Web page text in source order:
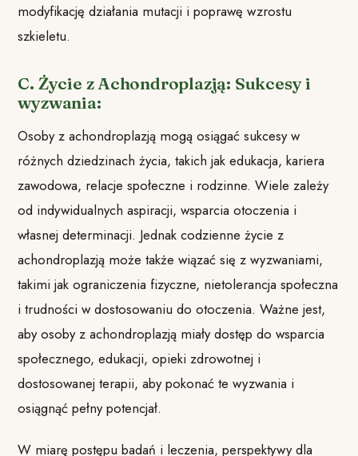
modyfikację działania mutacji i poprawę wzrostu
szkieletu.
C. Życie z Achondroplazją: Sukcesy i
wyzwania:
Osoby z achondroplazją mogą osiągać sukcesy w
różnych dziedzinach życia, takich jak edukacja, kariera
zawodowa, relacje społeczne i rodzinne. Wiele zależy
od indywidualnych aspiracji, wsparcia otoczenia i
własnej determinacji. Jednak codzienne życie z
achondroplazją może także wiązać się z wyzwaniami,
takimi jak ograniczenia fizyczne, nietolerancja społeczna
i trudności w dostosowaniu do otoczenia. Ważne jest,
aby osoby z achondroplazją miały dostęp do wsparcia
społecznego, edukacji, opieki zdrowotnej i
dostosowanej terapii, aby pokonać te wyzwania i
osiągnąć pełny potencjał.
W miarę postępu badań i leczenia, perspektywy dla